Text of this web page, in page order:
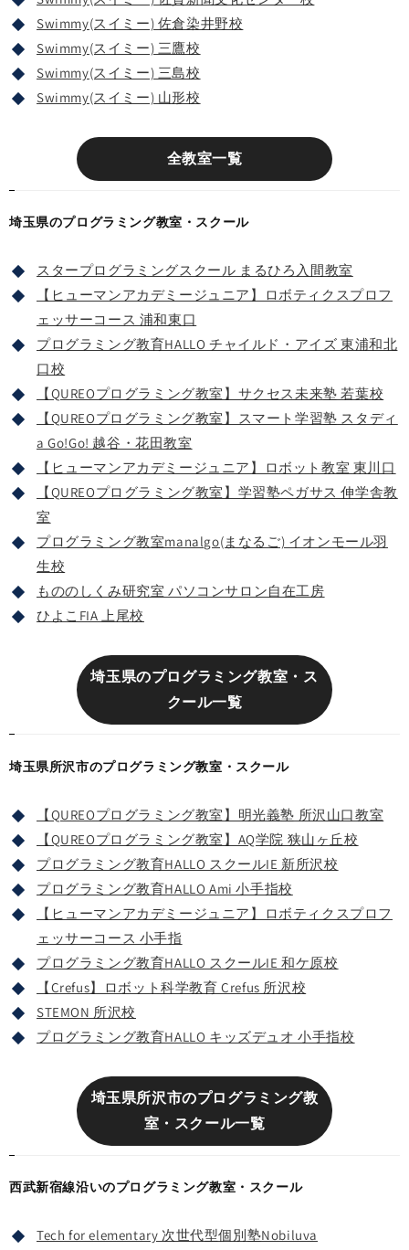
Swimmy(スイミー) 佐倉染井野校
Swimmy(スイミー) 三鷹校
Swimmy(スイミー) 三島校
Swimmy(スイミー) 山形校
全教室一覧
埼玉県のプログラミング教室・スクール
スタープログラミングスクール まるひろ入間教室
【ヒューマンアカデミージュニア】ロボティクスプロフ
ェッサーコース 浦和東口
プログラミング教育HALLO チャイルド・アイズ 東浦和北
口校
【QUREOプログラミング教室】サクセス未来塾 若葉校
【QUREOプログラミング教室】スマート学習塾 スタディ
a Go!Go! 越谷・花田教室
【ヒューマンアカデミージュニア】ロボット教室 東川口
【QUREOプログラミング教室】学習塾ペガサス 伸学舎教
室
プログラミング教室manalgo(まなるご) イオンモール羽
生校
もののしくみ研究室 パソコンサロン自在工房
ひよこFIA 上尾校
埼玉県のプログラミング教室・ス
クール一覧
埼玉県所沢市のプログラミング教室・スクール
【QUREOプログラミング教室】明光義塾 所沢山口教室
【QUREOプログラミング教室】AQ学院 狭山ヶ丘校
プログラミング教育HALLO スクールIE 新所沢校
プログラミング教育HALLO Ami 小手指校
【ヒューマンアカデミージュニア】ロボティクスプロフ
ェッサーコース 小手指
プログラミング教育HALLO スクールIE 和ケ原校
【Crefus】ロボット科学教育 Crefus 所沢校
STEMON 所沢校
プログラミング教育HALLO キッズデュオ 小手指校
埼玉県所沢市のプログラミング教
室・スクール一覧
西武新宿線沿いのプログラミング教室・スクール
Tech for elementary 次世代型個別塾Nobiluva